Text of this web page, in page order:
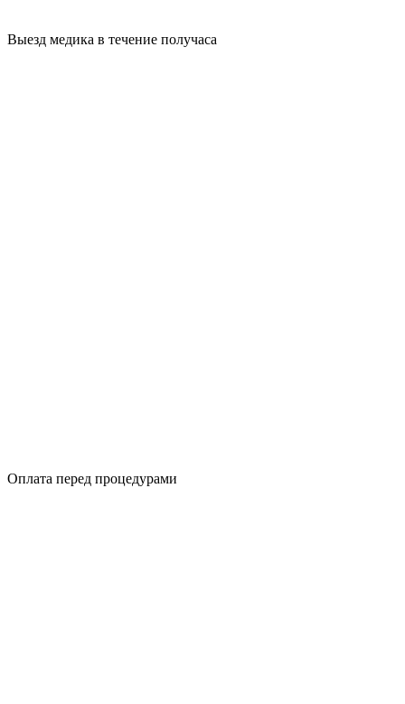
Выезд медика в течение получаса
Оплата перед процедурами